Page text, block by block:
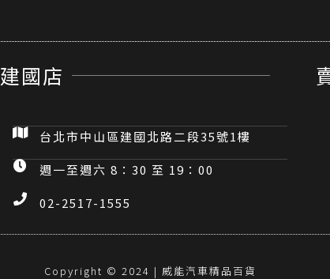
建國店
台北市中山區建國北路二段35號1樓
週一至週六 8：30 至 19：00
02-2517-1555
Copyright © 2024 | 威能汽車精品百貨